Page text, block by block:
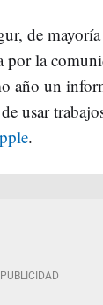
de
por la
año un
usar
.